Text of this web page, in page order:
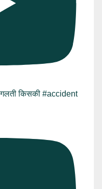
किसकी #accident